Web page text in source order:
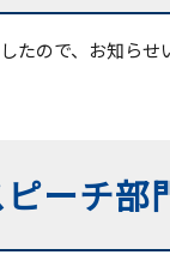
たので、お知らせ
ーチ部